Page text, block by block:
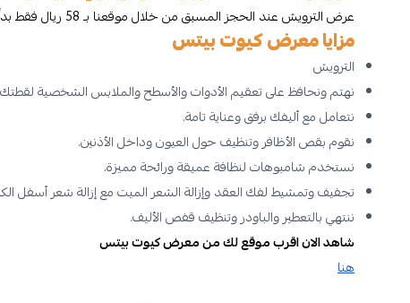
عرض الترويش عند الحجز المسبق من خلال موقعنا بـ 58 ريال فقط بدلًا من 69 ريال.
مزايا معرض كيوت بيتس
الترويش
نهتم ونحافظ على تعقيم الأدوات والأسطح والملابس الشخصية
نتعامل مع أليفك برفق وعناية تامة.
نقوم بقص الأظافر وتنظيف حول العيون وداخل الأذنين.
نستخدم شامبوهات لنظافة عميقة ورائحة مميزة.
تجفيف وتمشيط لفك العقد وإزالة الشعر الميت مع إزالة شعر أسفل
ننتهي بالتعطير والباودر وتنظيف قفص الأليف.
شاهد الان اقرب موقع لك من معرض كيوت بيتس
هنا